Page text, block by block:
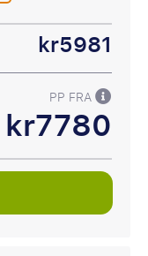
kr5981
PP FRA
kr7780